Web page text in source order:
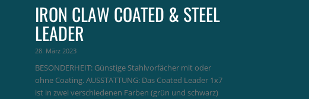
IRON CLAW COATED & STEEL
LEADER
28. März 2023
BESONDERHEIT: Günstige Stahlvorfächer mit oder
ohne Coating. AUSSTATTUNG: Das Coated Leader 1x7
ist in zwei verschiedenen Farben (grün und schwarz)